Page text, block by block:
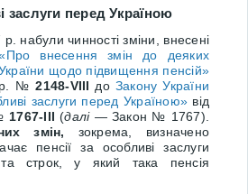
заслуги перед Україною
р. набули чинності зміни, внесені
Про внесення змін до деяких
щодо підвищення пенсій»
р. № 2148-VIII до Закону України
заслуги перед Україною» від
1767-III (далі— Закон № 1767).
змін,
зокрема, визначено
пенсії за особливі заслуги
строк, у який така пенсія